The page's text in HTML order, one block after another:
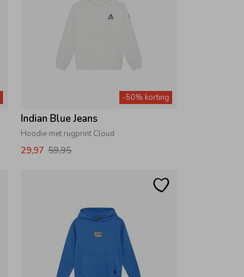
-50% korting
Indian Blue Jeans
Hoodie met rugprint Cloud
29,97 59,95